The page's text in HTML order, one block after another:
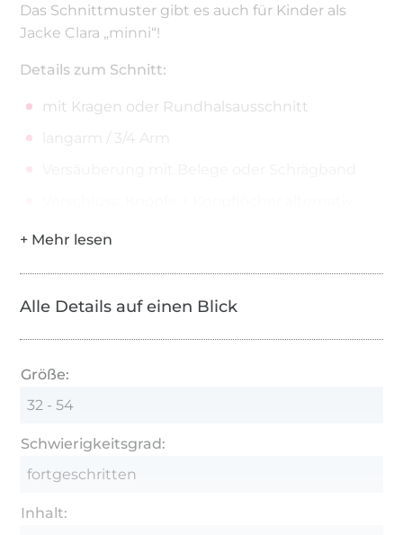
Das Schnittmuster gibt es auch für Kinder als
Jacke Clara „minni“!
Details zum Schnitt:
mit Kragen oder Rundhalsausschnitt
langarm / 3/4 Arm
Ausführlich bebilderte Nähanleitung
Das Schnittmuster:
für Kinder Jacke Clara „minni“)
A4-Datei (PDF) zum Kleben inkl. Klebeplan
A0/Großformat-Datei (PDF)
Alle Details auf einen Blick
Größe:
32 - 54
Schwierigkeitsgrad:
fortgeschritten
Inhalt: